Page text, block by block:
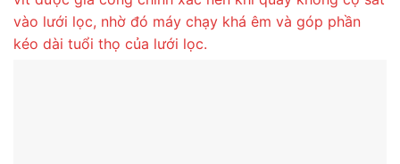
vào lưới lọc, nhờ đó máy chạy khá êm và góp phần
kéo dài tuổi thọ của lưới lọc.